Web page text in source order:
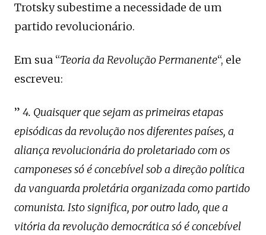
Trotsky subestime a necessidade de um
partido revolucionário.
Em sua “Teoria da Revolução Permanente“, ele
escreveu:
” 4. Quaisquer que sejam as primeiras etapas
episódicas da revolução nos diferentes países, a
aliança revolucionária do proletariado com os
camponeses só é concebível sob a direção política
da vanguarda proletária organizada como partido
comunista. Isto significa, por outro lado, que a
vitória da revolução democrática só é concebível